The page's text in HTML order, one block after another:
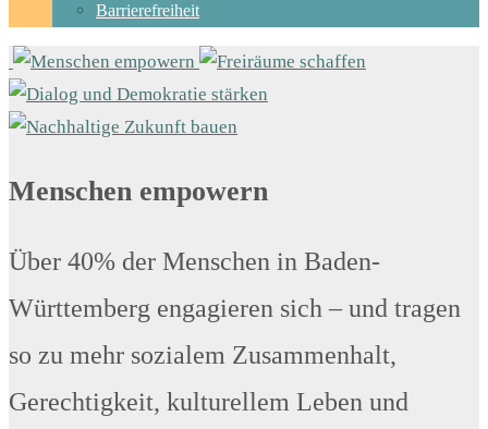
Barrierefreiheit
Menschen empowern
Über 40% der Menschen in Baden-
Württemberg engagieren sich – und tragen
so zu mehr sozialem Zusammenhalt,
Gerechtigkeit, kulturellem Leben und